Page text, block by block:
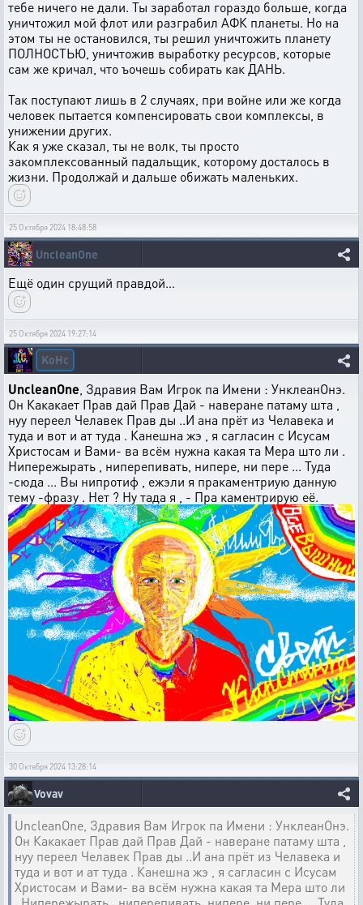
тебе ничего не дали. Ты заработал гораздо больше, когда
уничтожил мой флот или разграбил АФК планеты. Но на
этом ты не остановился, ты решил уничтожить планету
ПОЛНОСТЬЮ, уничтожив выработку ресурсов, которые
сам же кричал, что ъочешь собирать как ДАНЬ.
Так поступают лишь в 2 случаях, при войне или же когда
человек пытается компенсировать свои комплексы, в
унижении других.
Как я уже сказал, ты не волк, ты просто
закомплексованный падальщик, которому досталось в
жизни. Продолжай и дальше обижать маленьких.
25 Октября 2024 18:48:58
UncleanOne
Ещё один срущий правдой…
25 Октября 2024 19:27:14
KoHc
UncleanOne , Здравия Вам Игрок па Имени : УнклеанОнэ.
Он Какакает Прав дай Прав Дай - наверане патаму шта ,
нуу переел Челавек Прав ды ..И ана прёт из Челавека и
туда и вот и ат туда . Канешна жэ , я сагласин с Исусам
Христосам и Вами- ва всём нужна какая та Мера што ли .
Нипережырать , ниперепивать, нипере, ни пере ... Туда
-сюда ... Вы нипротиф , ежэли я пракаментриую данную
тему -фразу . Нет ? Ну тада я , - Пра каментрирую её.
30 Октября 2024 13:28:14
Vovav
UncleanOne, Здравия Вам Игрок па Имени : УнклеанОнэ.
Он Какакает Прав дай Прав Дай - наверане патаму шта ,
нуу переел Челавек Прав ды ..И ана прёт из Челавека и
туда и вот и ат туда . Канешна жэ , я сагласин с Исусам
Христосам и Вами- ва всём нужна какая та Мера што ли